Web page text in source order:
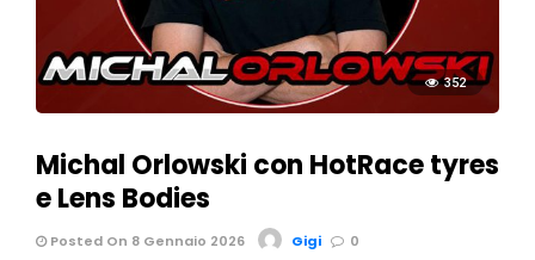
352
Michal Orlowski con HotRace tyres
e Lens Bodies
Posted On 8 Gennaio 2026 Gigi 0